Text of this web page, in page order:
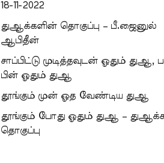
18-11-2022
துஆக்களின் தொகுப்பு – பீ.ஜைனுல்
ஆபிதீன்
சாப்பிட்டு முடித்தவுடன் ஓதும் துஆ,
பின் ஓதும் துஆ
தூங்கும் முன் ஓத வேண்டிய துஆ
தூங்கும் போது ஓதும் துஆ –
தொகுப்பு